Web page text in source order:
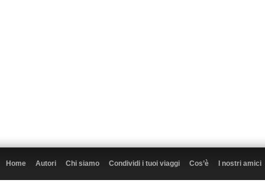
Home Autori Chi siamo Condividi i tuoi viaggi Cos’è I nostri amici